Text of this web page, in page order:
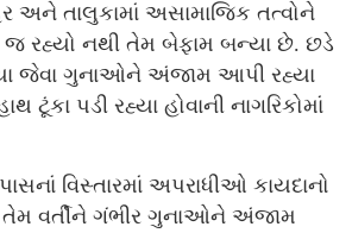
અને તાલુકામાં અસામાજિક તત્વોને
જ રહ્યો નથી તેમ બેફામ બન્યા છે. છડે
જેવા ગુનાઓને અંજામ આપી રહ્યા
ટૂંકા પડી રહ્યા હોવાની નાગરિકોમાં
વિસ્તારમાં અપરાધીઓ કાયદાનો
વર્તીને ગંભીર ગુનાઓને અંજામ